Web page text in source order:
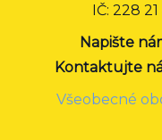
IČ: 228
Napište
Kontaktujte
Všeobecné